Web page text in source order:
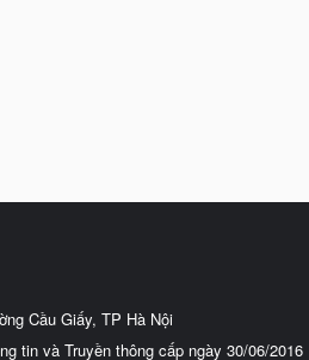
Cầu Giấy, TP Hà Nội
tin và Truyền thông cấp ngày 30/06/2016